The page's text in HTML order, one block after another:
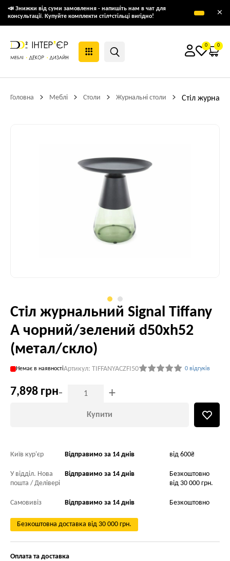
📣 Знижки від суми замовлення - напишіть нам в чат для
консультації. Купуйте комплекти стіл+стільці вигідно!
×
0 0
Головна Меблі Столи Журнальні столи Стіл
Стіл журнальний Signal Tiffany
A чорний/зелений d50хh52
(метал/скло)
Немає в наявностіАртикул: TIFFANYACZFI50 0 відгуків
7,898 грн- +
Купити
Київ кур'єр Відправимо за 14 днів від 600₴
У відділ. Нова
пошта / Делівері
Відправимо за 14 днів
Безкоштовно
від 30 000 грн.
Самовивіз Відправимо за 14 днів Безкоштовно
Безкоштовна доставка від 30 000 грн.
Оплата та доставка